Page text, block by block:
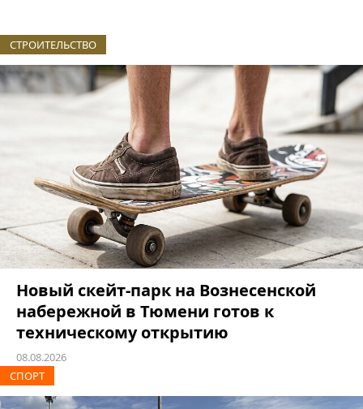
СТРОИТЕЛЬСТВО
Новый скейт-парк на Вознесенской
набережной в Тюмени готов к
техническому открытию
08.08.2026
СПОРТ